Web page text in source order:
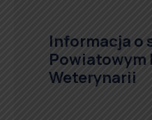
Informacja o
Powiatowym
Weterynarii